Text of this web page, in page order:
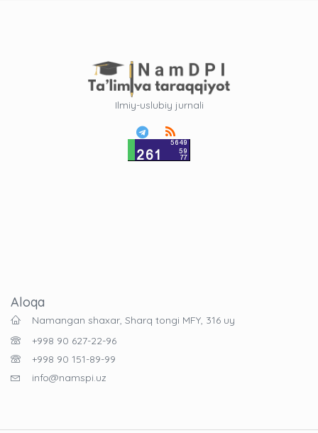
Ilmiy-uslubiy jurnali
Aloqa
Namangan shaxar, Sharq tongi MFY, 316 uy
+998 90 627-22-96
+998 90 151-89-99
info@namspi.uz